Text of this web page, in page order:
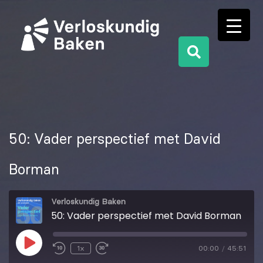
50: Vader perspectief met David
Borman
Verloskundig Baken
50: Vader perspectief met David Borman
1x 00:00 / 45:51